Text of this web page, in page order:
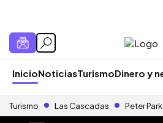
InicioNoticiasTurismoDinero y
Turismo Las Cascadas Peter